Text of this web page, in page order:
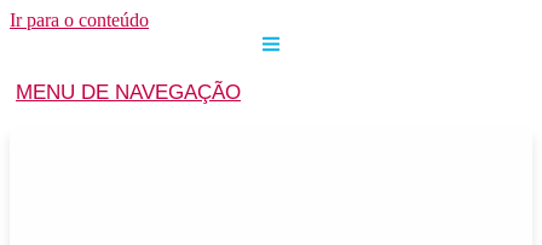
Ir para o conteúdo
MENU DE NAVEGAÇÃO